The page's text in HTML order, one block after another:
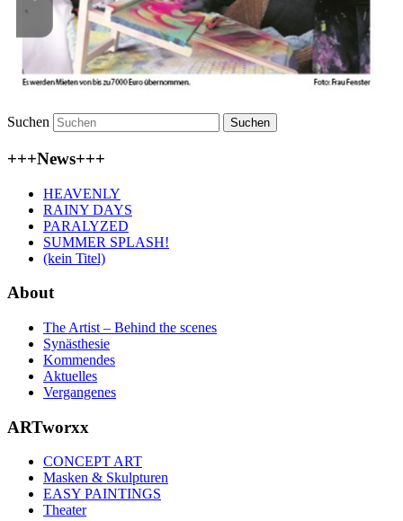
Suchen
+++News+++
HEAVENLY
RAINY DAYS
PARALYZED
SUMMER SPLASH!
(kein Titel)
About
The Artist – Behind the scenes
Synästhesie
Kommendes
Aktuelles
Vergangenes
ARTworxx
CONCEPT ART
Masken & Skulpturen
EASY PAINTINGS
Theater